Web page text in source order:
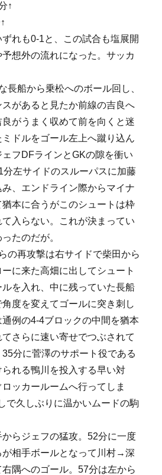
↑
れも0-1と、この試合も塩展開
想外の流れになった。サッカ
長船から乗松へのボール回し、
があると見たか前線の吉良へ
がうまく収めて前を向くと迷
ドルをゴール左上へ蹴り込ん
フDFラインとGKの隙を衝い
分左サイドのスルーパスに加藤
、エンドライン際からマイナ
本に合うがこのシュートは枠
入らない。これが決まってい
たのだが。
の再攻撃は右サイドで柴田から
に来た高畑に出してシュート
を入れ、中に残っていた長船
度を変えてゴールに突き刺し
例の4-4ブロックの中間を猶本
さらに速い寄せでつぶされて
分に菅澤のサポート役である
れる鴨川を投入する早い対
ッカールームへ行ってしま
で久しぶりに温かいムードの駒
らジェフの猛攻。52分に一度
が相手ボールとなって川村→深
隅へのゴール。57分は左から